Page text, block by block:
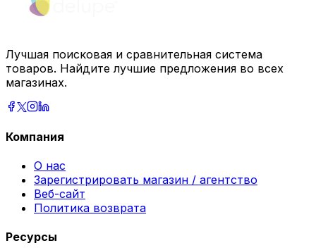
Лучшая поисковая и сравнительная система
товаров. Найдите лучшие предложения во всех
магазинах.
Компания
О нас
Зарегистрировать магазин / агентство
Веб-сайт
Политика возврата
Ресурсы